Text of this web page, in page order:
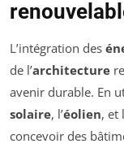
L’intégration des
de l’architecture
avenir durable. En
solaire, l’éolien, et
concevoir des